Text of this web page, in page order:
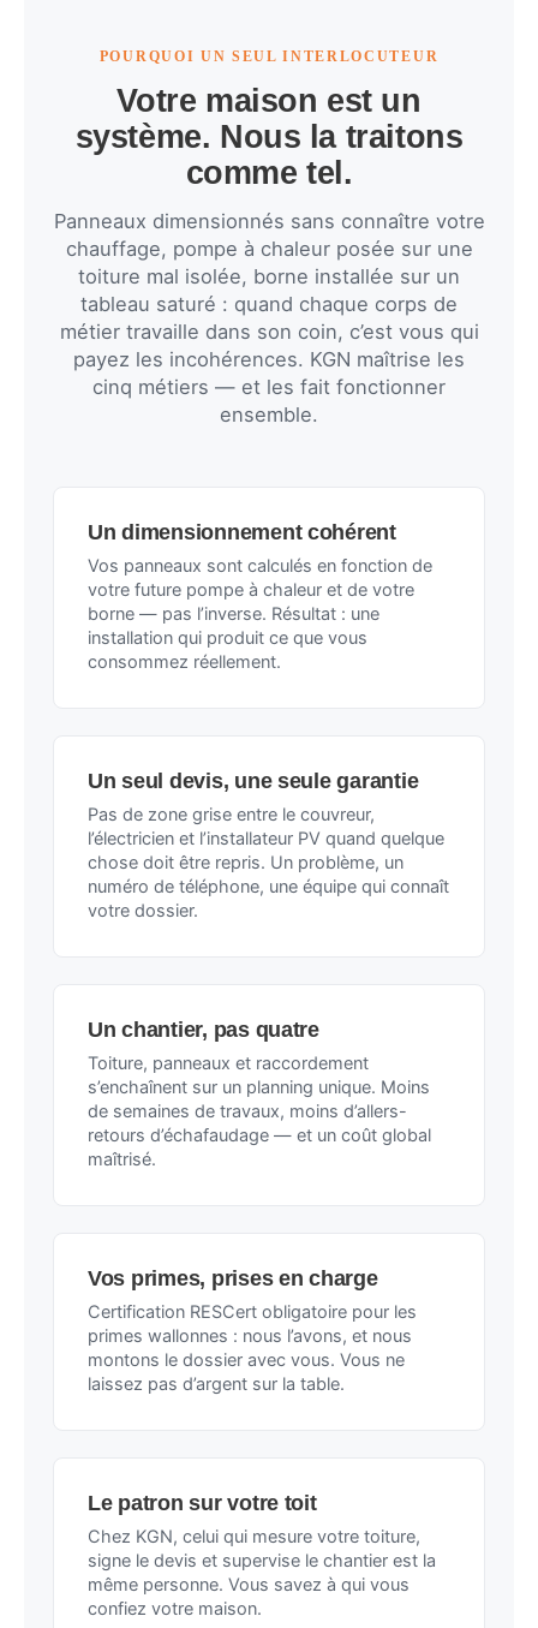
POURQUOI UN SEUL INTERLOCUTEUR
Votre maison est un
système. Nous la traitons
comme tel.
Panneaux dimensionnés sans connaître votre
chauffage, pompe à chaleur posée sur une
toiture mal isolée, borne installée sur un
tableau saturé : quand chaque corps de
métier travaille dans son coin, c’est vous qui
payez les incohérences. KGN maîtrise les
cinq métiers — et les fait fonctionner
ensemble.
Un dimensionnement cohérent
Vos panneaux sont calculés en fonction de
votre future pompe à chaleur et de votre
borne — pas l’inverse. Résultat : une
installation qui produit ce que vous
consommez réellement.
Un seul devis, une seule garantie
Pas de zone grise entre le couvreur,
l’électricien et l’installateur PV quand quelque
chose doit être repris. Un problème, un
numéro de téléphone, une équipe qui connaît
votre dossier.
Un chantier, pas quatre
Toiture, panneaux et raccordement
s’enchaînent sur un planning unique. Moins
de semaines de travaux, moins d’allers-
retours d’échafaudage — et un coût global
maîtrisé.
Vos primes, prises en charge
Certification RESCert obligatoire pour les
primes wallonnes : nous l’avons, et nous
montons le dossier avec vous. Vous ne
laissez pas d’argent sur la table.
Le patron sur votre toit
Chez KGN, celui qui mesure votre toiture,
signe le devis et supervise le chantier est la
même personne. Vous savez à qui vous
confiez votre maison.